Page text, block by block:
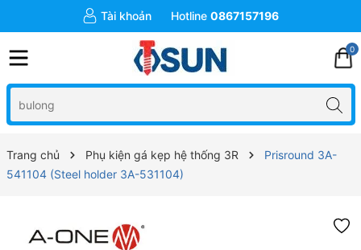
Tài khoản Hotline 0867157196
0
Trang chủ Phụ kiện gá kẹp hệ thống 3R
Prisround 3A-
541104 (Steel holder 3A-531104)